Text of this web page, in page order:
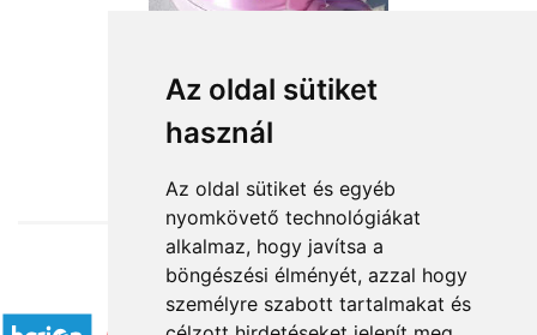
Az oldal sütiket
használ
Az oldal sütiket és egyéb
nyomkövető technológiákat
alkalmaz, hogy javítsa a
böngészési élményét, azzal hogy
személyre szabott tartalmakat és
from HUF29,200
Accepted payment methods